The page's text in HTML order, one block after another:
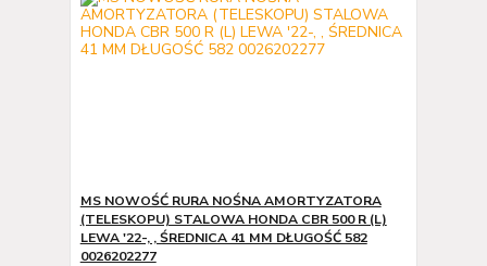
MS NOWOŚĆ RURA NOŚNA AMORTYZATORA
(TELESKOPU) STALOWA HONDA CBR 500 R (L)
LEWA '22-, , ŚREDNICA 41 MM DŁUGOŚĆ 582
0026202277